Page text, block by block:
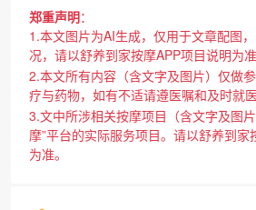
郑重声明：
1.本文图片为AI生成，仅用于文章配图
况，请以舒养到家按摩APP项目说明为准
2.本文所有内容（含文字及图片）仅做
疗与药物，如有不适请遵医嘱和及时就医
3.文中所涉相关按摩项目（含文字及图
摩”平台的实际服务项目。请以舒养到
为准。